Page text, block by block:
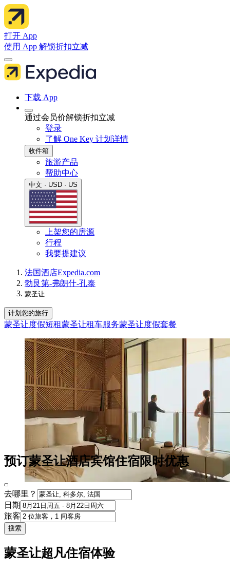
打开 App
使用 App 解锁折扣立减
下载 App
通过会员价解锁折扣立减
登录
了解 One Key 计划详情
收件箱
旅游产品
帮助中心
中文 · USD · US
上架您的房源
行程
我要提建议
法国酒店Expedia.com
勃艮第-弗朗什-孔泰
蒙圣让
计划您的旅行
蒙圣让度假短租蒙圣让租车服务蒙圣让度假套餐
预订蒙圣让酒店宾馆住宿限时优惠
去哪里？
日期
旅客
搜索
蒙圣让超凡住宿体验